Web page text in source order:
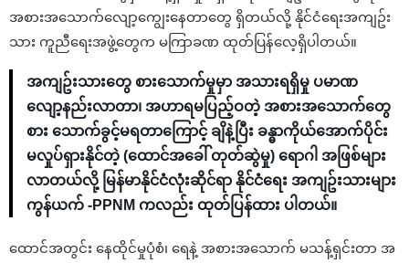
အစားအသောက်လျော့ကျွေးနေတာတွေ ရှိတယ်လို့ နိုင်ငံရေးအကျဥ်း
သား ကူညီရေးအဖွဲ့တွေက မကြာခဏ ထုတ်ပြန်လေ့ရှိပါတယ်။
အကျဥ်းသားတွေ စားသောက်မှုမှာ အသားရရှိမှု ပမာဏ
လျော့နည်းလာတာ၊ အဟာရမပြည့်ဝတဲ့ အစားအသောက်တွေ
စား သောက်ခွင့်မရတာကြောင့် ချိနဲ့ပြီး ခန္ဓာကိုယ်အောက်ပိုင်း
မလှုပ်ရှားနိုင်တဲ့ (ထောင်အခေါ် တုတ်ဆွဲမှု) ရောဂါ အဖြစ်များ
လာတယ်လို့ မြန်မာနိုင်ငံလုံးဆိုင်ရာ နိုင်ငံရေး အကျဥ်းသားများ
ကွန်ယက် -PPNM ကလည်း ထုတ်ပြန်ထား ပါတယ်။
ထောင်အတွင်း နေထိုင်မှုပုံစံ၊ ရေနဲ့ အစားအသောက် မသန့်ရှင်းတာ အ